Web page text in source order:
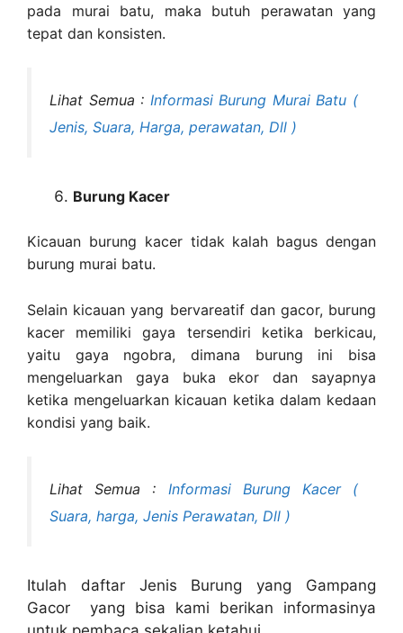
pada murai batu, maka butuh perawatan yang
tepat dan konsisten.
Lihat Semua : Informasi Burung Murai Batu (
Jenis, Suara, Harga, perawatan, Dll )
Burung Kacer
Kicauan burung kacer tidak kalah bagus dengan
burung murai batu.
Selain kicauan yang bervareatif dan gacor, burung
kacer memiliki gaya tersendiri ketika berkicau,
yaitu gaya ngobra, dimana burung ini bisa
mengeluarkan gaya buka ekor dan sayapnya
ketika mengeluarkan kicauan ketika dalam kedaan
kondisi yang baik.
Lihat Semua : Informasi Burung Kacer (
Suara, harga, Jenis Perawatan, Dll )
Itulah daftar Jenis Burung yang Gampang
Gacor yang bisa kami berikan informasinya